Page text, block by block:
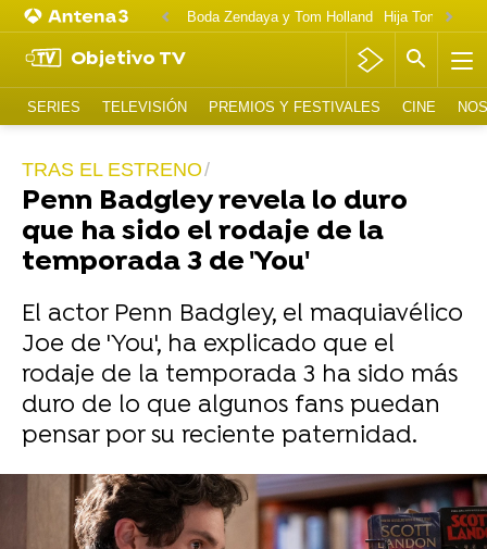
Boda Zendaya y Tom Holland Hija Tom
Objetivo TV
SERIES TELEVISIÓN PREMIOS Y FESTIVALES CINE
TRAS EL ESTRENO
Penn Badgley revela lo duro
que ha sido el rodaje de la
temporada 3 de 'You'
El actor Penn Badgley, el maquiavélico
Joe de 'You', ha explicado que el
rodaje de la temporada 3 ha sido más
duro de lo que algunos fans puedan
pensar por su reciente paternidad.